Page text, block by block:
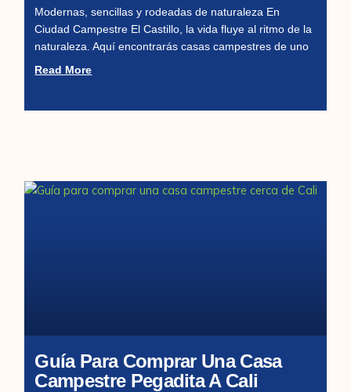
Modernas, sencillas y rodeadas de naturaleza En
Ciudad Campestre El Castillo, la vida fluye al ritmo de la
naturaleza. Aquí encontrarás casas campestres de uno
Read More
Guía Para Comprar Una Casa
Campestre Pegadita A Cali